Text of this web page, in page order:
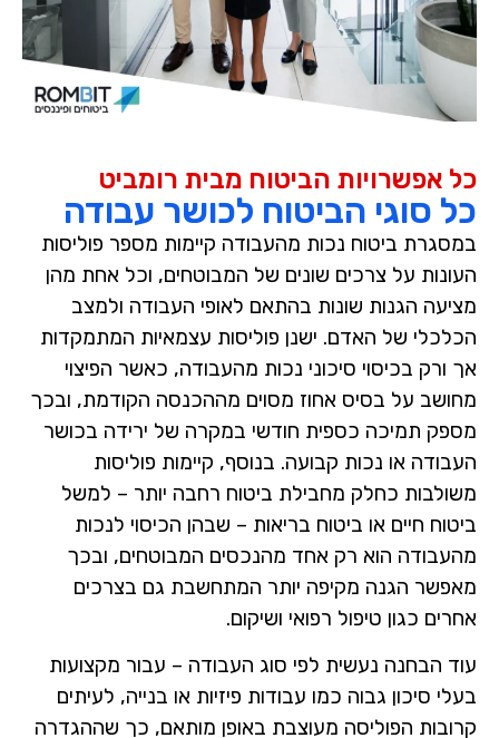
כל אפשרויות הביטוח מבית רומביט
כל סוגי הביטוח לכושר עבודה
במסגרת ביטוח נכות מהעבודה קיימות מספר פוליסות
העונות על צרכים שונים של המבוטחים, וכל אחת מהן
מציעה הגנות שונות בהתאם לאופי העבודה ולמצב
הכלכלי של האדם. ישנן פוליסות עצמאיות המתמקדות
אך ורק בכיסוי סיכוני נכות מהעבודה, כאשר הפיצוי
מחושב על בסיס אחוז מסוים מההכנסה הקודמת, ובכך
מספק תמיכה כספית חודשי במקרה של ירידה בכושר
העבודה או נכות קבועה. בנוסף, קיימות פוליסות
משולבות כחלק מחבילת ביטוח רחבה יותר – למשל
ביטוח חיים או ביטוח בריאות – שבהן הכיסוי לנכות
מהעבודה הוא רק אחד מהנכסים המבוטחים, ובכך
מאפשר הגנה מקיפה יותר המתחשבת גם בצרכים
אחרים כגון טיפול רפואי ושיקום.
עוד הבחנה נעשית לפי סוג העבודה – עבור מקצועות
בעלי סיכון גבוה כמו עבודות פיזיות או בנייה, לעיתים
קרובות הפוליסה מעוצבת באופן מותאם, כך שההגדרה